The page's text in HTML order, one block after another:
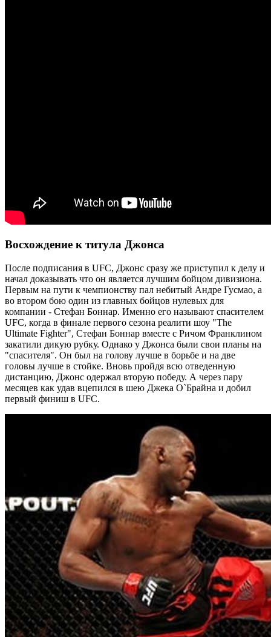
Восхождение к титула Джонса
После подписания в UFC, Джонс сразу же приступил к делу и
начал доказывать что он является лучшим бойцом дивизиона.
Первым на пути к чемпионству пал небитый Андре Гусмао, а
во втором бою один из главных бойцов нулевых для
компании - Стефан Боннар. Именно его называют спасителем
UFC, когда в финале первого сезона реалити шоу "The
Ultimate Fighter", Стефан Боннар вместе с Ричом Франклином
закатили дикую рубку. Однако у Джонса были свои планы на
"спасителя". Он был на голову лучше в борьбе и на две
головы лучше в стойке. Вновь пройдя всю отведенную
дистанцию, Джонс одержал вторую победу. А через пару
месяцев как удав вцепился в шею Джека О`Брайна и добил
первый финиш в UFC.